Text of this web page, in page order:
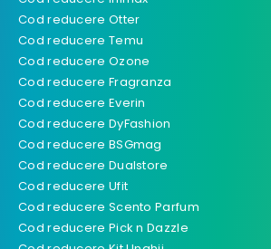
Cod reducere Otter
Cod reducere Temu
Cod reducere Ozone
Cod reducere Fragranza
Cod reducere Everin
Cod reducere DyFashion
Cod reducere BSGmag
Cod reducere Dualstore
Cod reducere Ufit
Cod reducere Scento Parfum
Cod reducere Pick n Dazzle